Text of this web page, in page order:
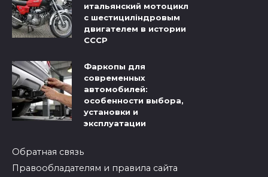
итальянский мотоцикл
с шестициліндровым
двигателем в истории
СССР
Фаркопы для
современных
автомобилей:
особенности выбора,
установки и
эксплуатации
Обратная связь
Правообладателям и правила сайта